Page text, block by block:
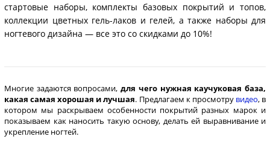
стартовые наборы, комплекты базовых покрытий и топов,
коллекции цветных гель-лаков и гелей, а также наборы для
ногтевого дизайна — все это со скидками до 10%!
Многие задаются вопросами,для чего нужная каучуковая база,
какая самая хорошая и лучшая. Предлагаем к просмотру видео, в
котором мы раскрываем особенности покрытий разных марок и
показываем как наносить такую основу, делать ей выравнивание и
укрепление ногтей.